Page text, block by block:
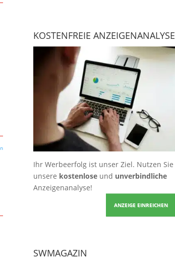
KOSTENFREIE ANZEIGENANALYSE
Ihr Werbeerfolg ist unser Ziel. Nutzen Sie
unsere kostenloseund unverbindliche
Anzeigenanalyse!
ANZEIGE EINREICHEN
SWMAGAZIN